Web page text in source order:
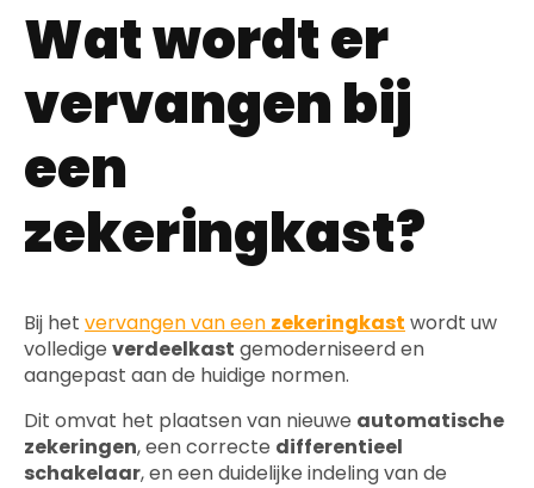
Wat wordt er
vervangen bij
een
zekeringkast?
Bij het vervangen van een zekeringkast wordt uw
volledige verdeelkast gemoderniseerd en
aangepast aan de huidige normen.
Dit omvat het plaatsen van nieuwe automatische
zekeringen, een correcte differentieel
schakelaar, en een duidelijke indeling van de